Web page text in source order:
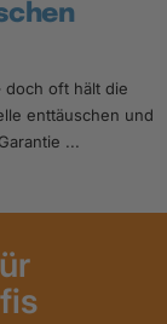
doch oft hält die
enttäuschen und
...